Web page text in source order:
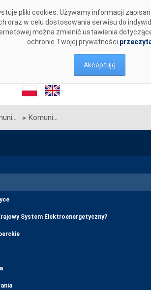
pliki cookies. Używamy informacji
oraz w celu dostosowania serwisu do
można zmienić ustawienia
ochronie Twojej prywatności
Akceptuję
Komunikaty OSP > Komunikat w sprawie ogłoszenia wyników jednostronnego przetargu miesięcznego na zdolności przesyłowe połączenia PSE S.A. i NEK UKRENERGO na CZERWIEC 2017 r.
System Elektroenergetyczny?